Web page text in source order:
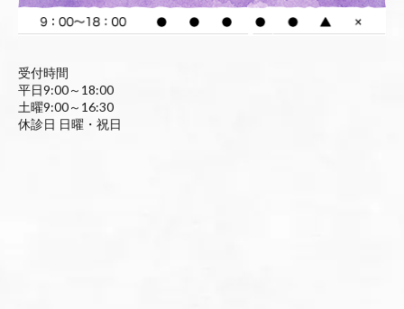
受付時間
平日9:00～18:00
土曜9:00～16:30
休診日 日曜・祝日